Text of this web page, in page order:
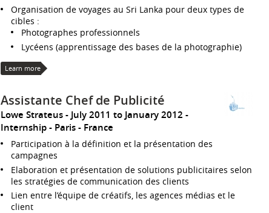
Organisation de voyages au Sri Lanka pour deux types de
cibles :
Photographes professionnels
Lycéens (apprentissage des bases de la photographie)
Learn more
Assistante Chef de Publicité
Lowe Strateus
July 2011 to January 2012
Internship
Paris France
Participation à la définition et la présentation des
campagnes
Elaboration et présentation de solutions publicitaires selon
les stratégies de communication des clients
Lien entre l’équipe de créatifs, les agences médias et le
client